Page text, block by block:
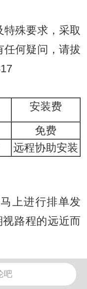
殊要求，采取
任何疑问，请拔
安装费
免费
远程协助安装
上进行排单发
路程的远近而
吧